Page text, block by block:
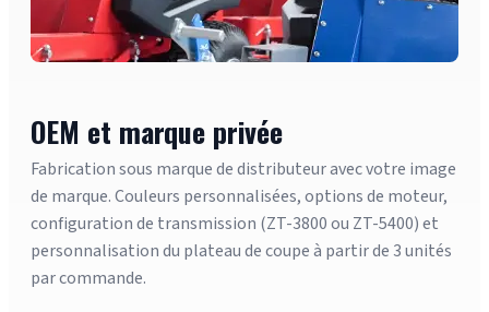
OEM et marque privée
Fabrication sous marque de distributeur avec votre image
de marque. Couleurs personnalisées, options de moteur,
configuration de transmission (ZT-3800 ou ZT-5400) et
personnalisation du plateau de coupe à partir de 3 unités
par commande.